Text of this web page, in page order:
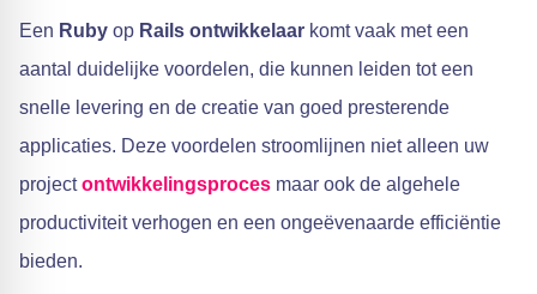
Een Ruby op Rails ontwikkelaar komt vaak met een
aantal duidelijke voordelen, die kunnen leiden tot een
snelle levering en de creatie van goed presterende
applicaties. Deze voordelen stroomlijnen niet alleen uw
projectontwikkelingsproces maar ook de algehele
productiviteit verhogen en een ongeëvenaarde efficiëntie
bieden.